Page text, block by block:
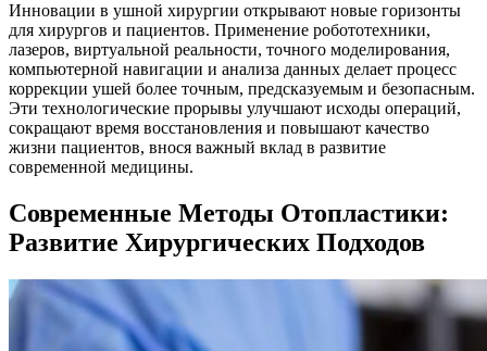
Инновации в ушной хирургии открывают новые горизонты
для хирургов и пациентов. Применение робототехники,
лазеров, виртуальной реальности, точного моделирования,
компьютерной навигации и анализа данных делает процесс
коррекции ушей более точным, предсказуемым и безопасным.
Эти технологические прорывы улучшают исходы операций,
сокращают время восстановления и повышают качество
жизни пациентов, внося важный вклад в развитие
современной медицины.
Современные Методы Отопластики:
Развитие Хирургических Подходов